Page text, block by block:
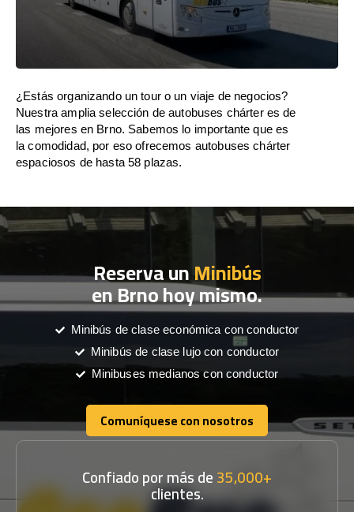
¿Estás organizando un tour o un viaje de negocios?
Nuestra amplia selección de autobuses chárter es de
las mejores en Brno. Sabemos lo importante que es
la comodidad, por eso ofrecemos autobuses chárter
espaciosos de hasta 58 plazas.
Reserva unMinibús
en Brno hoy mismo.
Minibús de clase económica con conductor
Minibús de clase lujo con conductor
Minibuses medianos con conductor
Comuníquese con nosotros
Comuníquese con nosotros
Confiado por más de35,000+
clientes.